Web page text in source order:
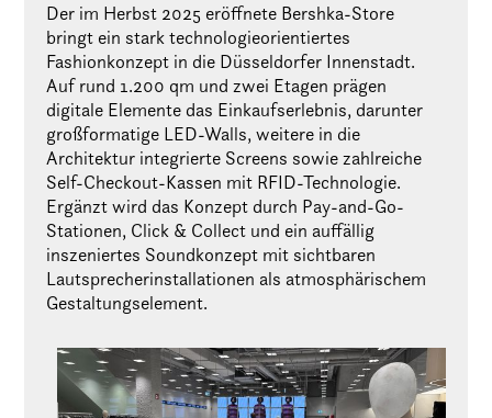
Der im Herbst 2025 eröffnete Bershka-Store
bringt ein stark technologieorientiertes
Fashionkonzept in die Düsseldorfer Innenstadt.
Auf rund 1.200 qm und zwei Etagen prägen
digitale Elemente das Einkaufserlebnis, darunter
großformatige LED-Walls, weitere in die
Architektur integrierte Screens sowie zahlreiche
Self-Checkout-Kassen mit RFID-Technologie.
Ergänzt wird das Konzept durch Pay-and-Go-
Stationen, Click & Collect und ein auffällig
inszeniertes Soundkonzept mit sichtbaren
Lautsprecherinstallationen als atmosphärischem
Gestaltungselement.